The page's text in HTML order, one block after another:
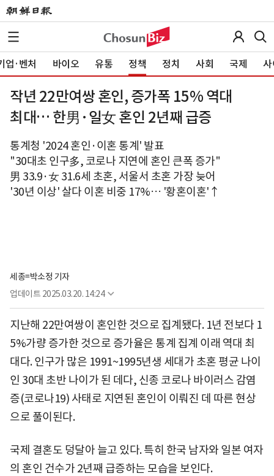
업·벤처 바이오 유통 정책 정치 사회 국제 사
작년 22만여쌍 혼인, 증가폭 15% 역대
최대… 한男·일女 혼인 2년째 급증
통계청 '2024 혼인·이혼 통계' 발표
"30대초 인구多, 코로나 지연에 혼인 큰폭 증가"
男 33.9·女 31.6세 초혼, 서울서 초혼 가장 늦어
'30년 이상' 살다 이혼 비중 17%… '황혼이혼'↑
세종=박소정 기자
업데이트 2025.03.20. 14:24
지난해 22만여쌍이 혼인한 것으로 집계됐다. 1년 전보다 1
5%가량 증가한 것으로 증가율은 통계 집계 이래 역대 최
대다. 인구가 많은 1991~1995년생 세대가 초혼 평균 나이
인 30대 초반 나이가 된 데다, 신종 코로나 바이러스 감염
증(코로나19) 사태로 지연된 혼인이 이뤄진 데 따른 현상
으로 풀이된다.
국제 결혼도 덩달아 늘고 있다. 특히 한국 남자와 일본 여자
의 혼인 건수가 2년째 급증하는 모습을 보인다.